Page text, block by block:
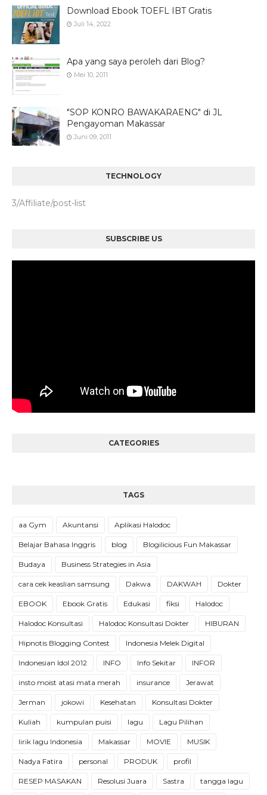
Download Ebook TOEFL IBT Gratis
Juli 14, 2022
Apa yang saya peroleh dari Blog?
Mei 10, 2011
"SOP KONRO BAWAKARAENG" di JL
Pengayoman Makassar
Juni 09, 2011
TECHNOLOGY
3/Affiliate/post-list
SUBSCRIBE US
CATEGORIES
TAGS
aa Gym Akuntansi Aplikasi Halodoc
Belajar Bahasa Inggris blog Blogilicious Fun Makassar
Budaya Business Strategies in Asia
cara cek keaslian samsung Dakwa DAKWAH Dokter
EBOOK Ebook Gratis Edukasi fiksi Halodoc
Halodoc Konsultasi Halodoc Konsultasi Dokter HIBURAN
Hipnotis Blogging Contest Indonesia Melek Digital
Indonesian Idol 2012 INFO Info Sekitar INFOR
insto moist atasi mata merah insurance Jerawat
Jerman jokowi Kesehatan Konsultasi Dokter
Kuliah kumpulan puisi lagu Lagu Pilihan
lirik lagu Indonesia Makassar MOVIE MUSIK
Nadya Fatira personal PRODUK profil
RESEP MASAKAN Resolusi Juara Sastra tangga lagu